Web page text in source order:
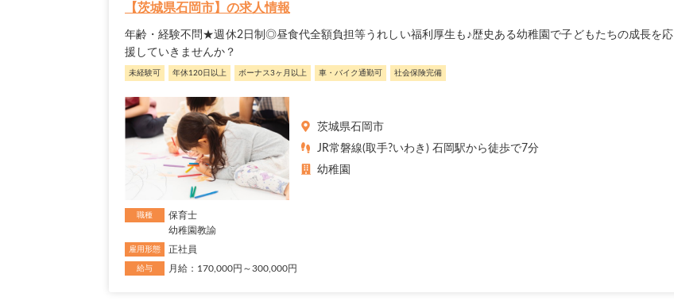
【茨城県石岡市】の求人情報
年齢・経験不問★週休2日制◎昼食代全額負担等うれしい福利厚生も♪歴史ある幼稚園で子どもたちの成長を応
援していきませんか？
未経験可 年休120日以上 ボーナス3ヶ月以上 車・バイク通勤可 社会保険完備
茨城県石岡市
JR常磐線(取手?いわき) 石岡駅から徒歩で7分
幼稚園
職種
保育士
幼稚園教諭
雇用形態 正社員
給与 月給：170,000円～300,000円